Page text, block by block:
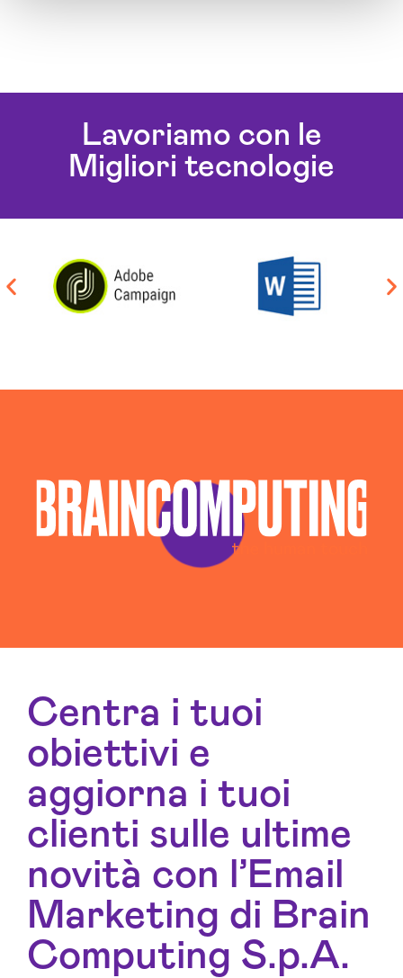
Lavoriamo con le
Migliori tecnologie
Centra i tuoi
obiettivi e
aggiorna i tuoi
clienti sulle ultime
novità con l’Email
Marketing di Brain
Computing S.p.A.